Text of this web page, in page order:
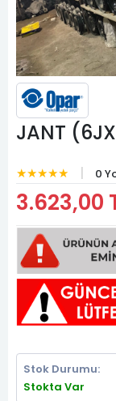
JANT
★★★★★ 0
3.623,00
Stok Durumu:
Stokta Var